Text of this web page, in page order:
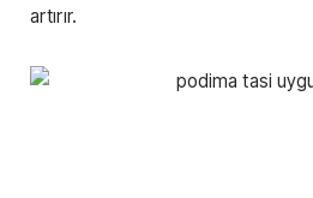
artırır.